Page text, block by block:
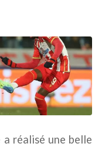
a réalisé une belle